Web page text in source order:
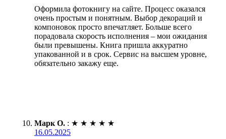
Оформила фотокнигу на сайте. Процесс оказался
очень простым и понятным. Выбор декораций и
компоновок просто впечатляет. Больше всего
порадовала скорость исполнения – мои ожидания
были превышены. Книга пришла аккуратно
упакованной и в срок. Сервис на высшем уровне,
обязательно закажу еще.
Марк О. : ★ ★ ★ ★ ★
16.05.2025